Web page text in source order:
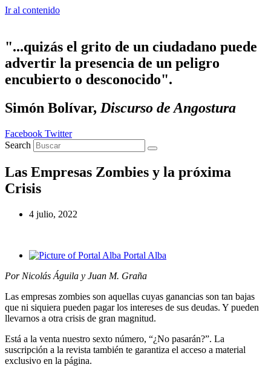
Ir al contenido
"...quizás el grito de un ciudadano puede
advertir la presencia de un peligro
encubierto o desconocido".
Simón Bolívar, Discurso de Angostura
Facebook Twitter
Search
Las Empresas Zombies y la próxima
Crisis
4 julio, 2022
Portal Alba
Por Nicolás Águila y Juan M. Graña
Las empresas zombies son aquellas cuyas ganancias son tan bajas
que ni siquiera pueden pagar los intereses de sus deudas. Y pueden
llevarnos a otra crisis de gran magnitud.
Está a la venta nuestro sexto número, “¿No pasarán?”. La
suscripción a la revista también te garantiza el acceso a material
exclusivo en la página.